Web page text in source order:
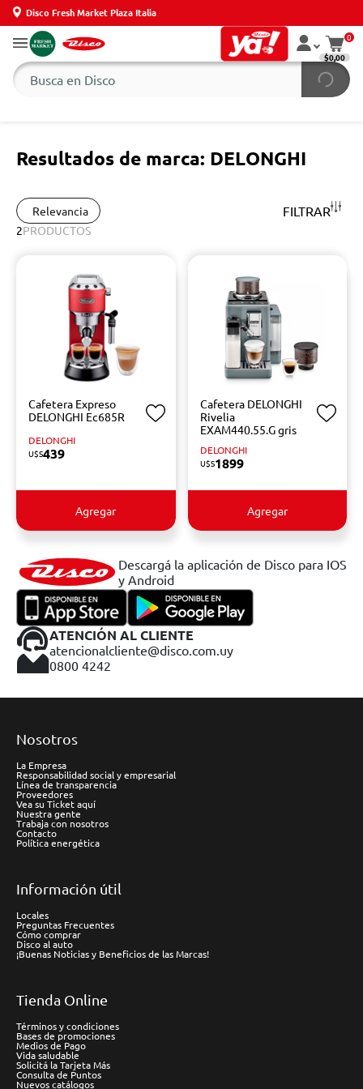
Disco Fresh Market Plaza Italia
0
$0,00
Resultados de marca: DELONGHI
Relevancia FILTRAR
2PRODUCTOS
Cafetera Expreso
DELONGHI Ec685R
DELONGHI
U$S439
Agregar
Cafetera DELONGHI
Rivelia
EXAM440.55.G gris
DELONGHI
U$S1899
Agregar
Descargá la aplicación de Disco para IOS
y Android
ATENCIÓN AL CLIENTE
atencionalcliente@disco.com.uy
0800 4242
Nosotros
La Empresa
Responsabilidad social y empresarial
Línea de transparencia
Proveedores
Vea su Ticket aquí
Nuestra gente
Trabaja con nosotros
Contacto
Política energética
Información útil
Locales
Preguntas Frecuentes
Cómo comprar
Disco al auto
¡Buenas Noticias y Beneficios de las Marcas!
Tienda Online
Términos y condiciones
Bases de promociones
Medios de Pago
Vida saludable
Solicitá la Tarjeta Más
Consulta de Puntos
Nuevos catálogos